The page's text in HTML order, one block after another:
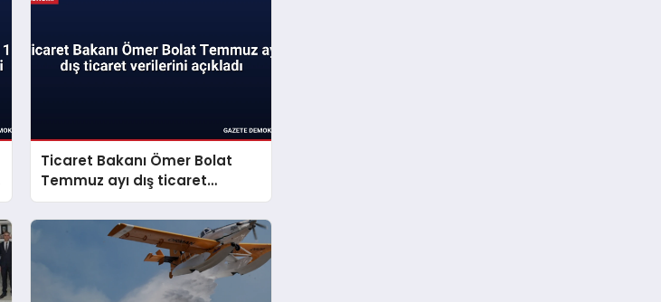
Ticaret Bakanı Ömer Bolat
Temmuz ayı dış ticaret
verilerini açıkladı